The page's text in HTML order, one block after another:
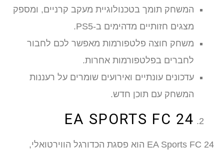
המשחק תומך בטכנולוגיית מעקב קרניים, ומספק
מצגים חזותיים מדהימים ב-PS5.
משחק חוצה פלטפורמות מאפשר לכם לחבור
לחברים בפלטפורמות אחרות.
עדכונים עונתיים ואירועים שומרים על רעננות
המשחק עם תוכן חדש.
EA SPORTS FC 24
EA Sports FC 24 הוא פסגת הכדורגל הווירטואלי,